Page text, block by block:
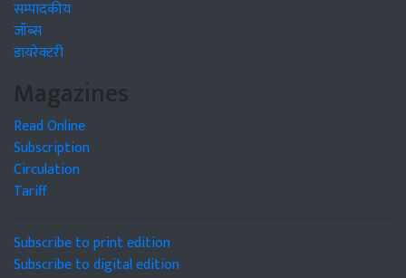
सम्पादकीय
जॉब्स
डायरेक्टरी
Magazines
Read Online
Subscription
Circulation
Tariff
Subscribe to print edition
Subscribe to digital edition